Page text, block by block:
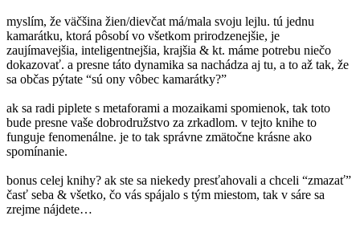
myslím, že väčšina žien/dievčat má/mala svoju lejlu. tú jednu
kamarátku, ktorá pôsobí vo všetkom prirodzenejšie, je
zaujímavejšia, inteligentnejšia, krajšia & kt. máme potrebu niečo
dokazovať. a presne táto dynamika sa nachádza aj tu, a to až tak, že
sa občas pýtate “sú ony vôbec kamarátky?”
ak sa radi piplete s metaforami a mozaikami spomienok, tak toto
bude presne vaše dobrodružstvo za zrkadlom. v tejto knihe to
funguje fenomenálne. je to tak správne zmätočne krásne ako
spomínanie.
bonus celej knihy? ak ste sa niekedy presťahovali a chceli “zmazať”
časť seba & všetko, čo vás spájalo s tým miestom, tak v sáre sa
zrejme nájdete…